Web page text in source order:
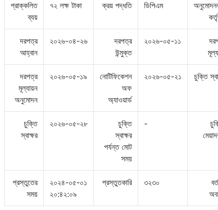
প্রাক্কলিত
ব্যয়
৭২ লক্ষ টাকা ক্রয় পদ্ধতি ডিপিএম
দরপত্র
আহ্বান
২০২৬-০৪-২৬
দরপত্র
উন্মুক্ত
২০২৬-০৫-১১
দরপত্র
মূল্যায়ন
অনুমোদন
২০২৬-০৫-১৯
নোটিফিকেশন
অফ
অ্যাওয়ার্ড
২০২৬-০৫-২১ চুক্তি
চুক্তি
স্বাক্ষর
২০২৬-০৫-২৮
চুক্তি
স্বাক্ষর
পর্যন্ত মোট
সময়
-
প্রস্তুতের
সময়
২০২৪-০৫-০১
২০:৪২:০৯
প্রস্তুতকারি ৩২৩০